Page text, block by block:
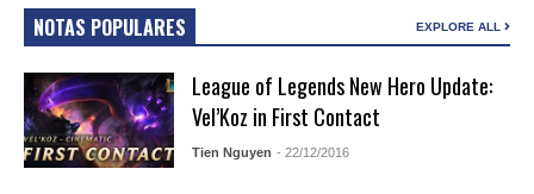
NOTAS POPULARES EXPLORE ALL
League of Legends New Hero Update:
Vel’Koz in First Contact
Tien Nguyen - 22/12/2016